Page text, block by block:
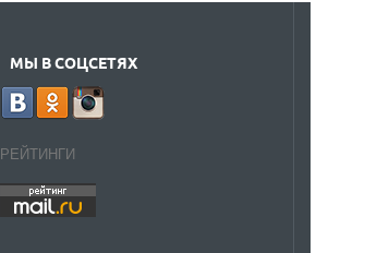
МЫ В СОЦСЕТЯХ
РЕЙТИНГИ